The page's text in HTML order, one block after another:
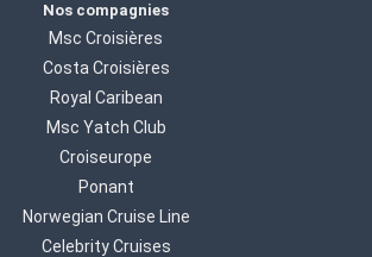
Nos compagnies
Msc Croisières
Costa Croisières
Royal Caribean
Msc Yatch Club
Croiseurope
Ponant
Norwegian Cruise Line
Celebrity Cruises